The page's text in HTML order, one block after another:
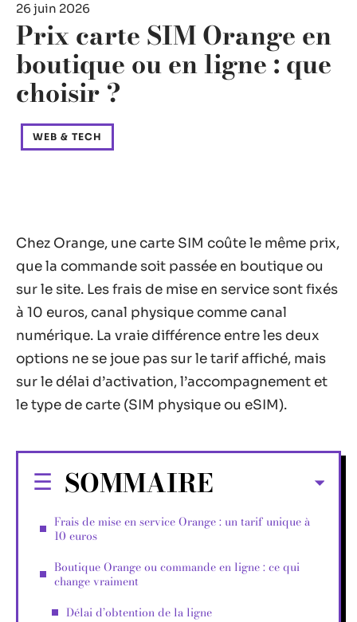
26 juin 2026
Prix carte SIM Orange en
boutique ou en ligne : que
choisir ?
WEB & TECH
Chez Orange, une carte SIM coûte le même prix,
que la commande soit passée en boutique ou
sur le site. Les frais de mise en service sont fixés
à 10 euros, canal physique comme canal
numérique. La vraie différence entre les deux
options ne se joue pas sur le tarif affiché, mais
sur le délai d’activation, l’accompagnement et
le type de carte (SIM physique ou eSIM).
SOMMAIRE
Frais de mise en service Orange : un tarif unique à
10 euros
Boutique Orange ou commande en ligne : ce qui
change vraiment
Délai d’obtention de la ligne